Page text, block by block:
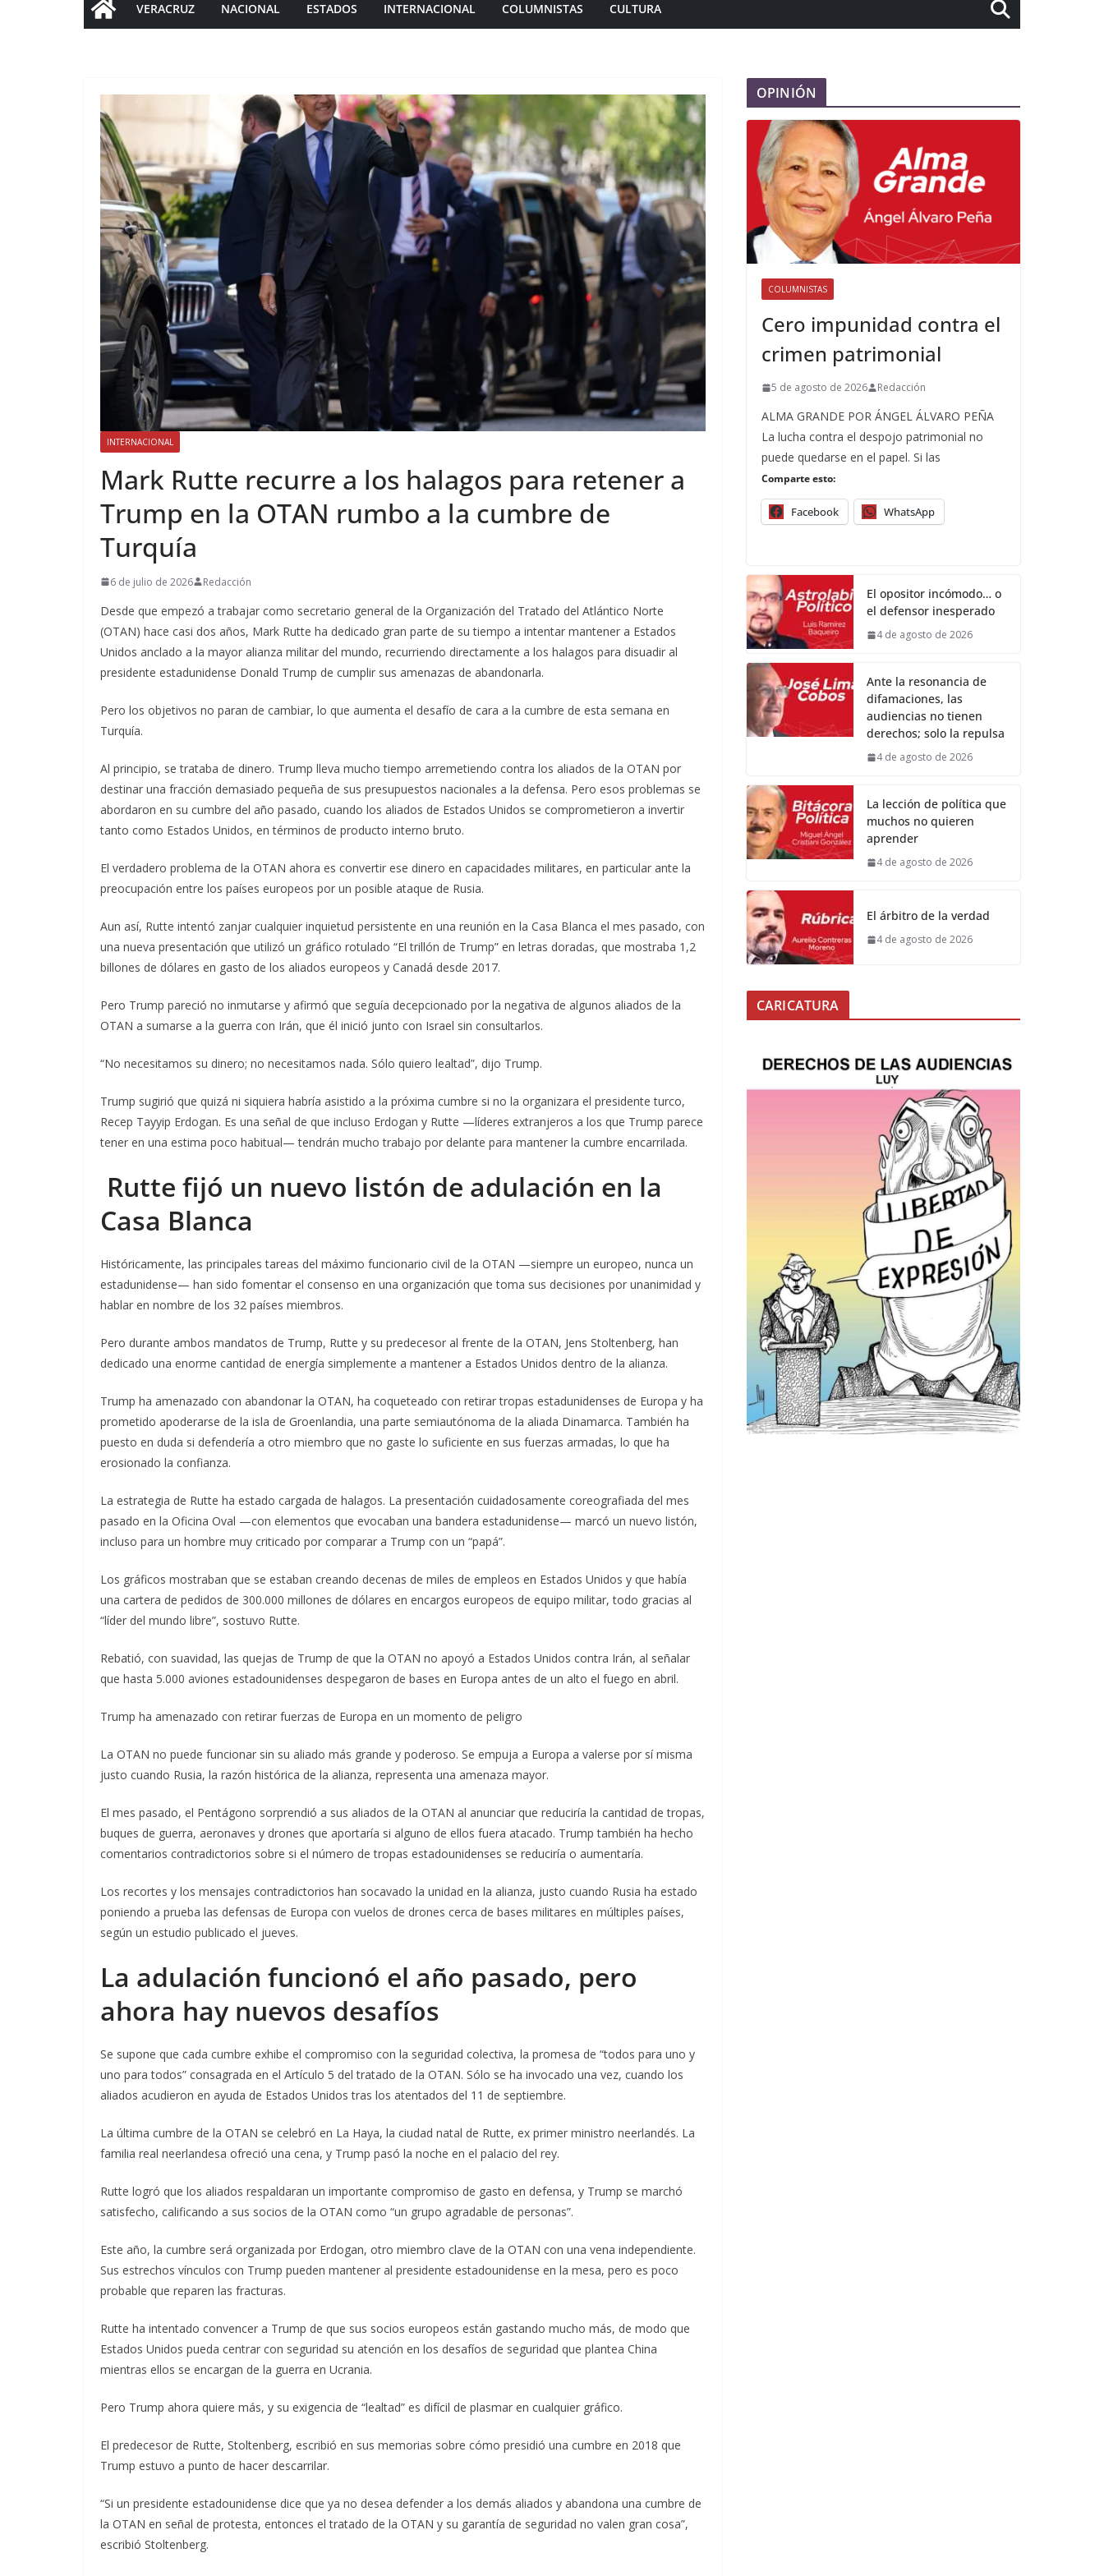
VERACRUZ NACIONAL ESTADOS INTERNACIONAL COLUMNISTAS CULTURA
INTERNACIONAL
Mark Rutte recurre a los halagos para retener a
Trump en la OTAN rumbo a la cumbre de
Turquía
6 de julio de 2026 Redacción
Desde que empezó a trabajar como secretario general de la Organización del Tratado del Atlántico Norte
(OTAN) hace casi dos años, Mark Rutte ha dedicado gran parte de su tiempo a intentar mantener a Estados
Unidos anclado a la mayor alianza militar del mundo, recurriendo directamente a los halagos para disuadir al
presidente estadunidense Donald Trump de cumplir sus amenazas de abandonarla.
Pero los objetivos no paran de cambiar, lo que aumenta el desafío de cara a la cumbre de esta semana en
Turquía.
Al principio, se trataba de dinero. Trump lleva mucho tiempo arremetiendo contra los aliados de la OTAN por
destinar una fracción demasiado pequeña de sus presupuestos nacionales a la defensa. Pero esos problemas se
abordaron en su cumbre del año pasado, cuando los aliados de Estados Unidos se comprometieron a invertir
tanto como Estados Unidos, en términos de producto interno bruto.
El verdadero problema de la OTAN ahora es convertir ese dinero en capacidades militares, en particular ante la
preocupación entre los países europeos por un posible ataque de Rusia.
Aun así, Rutte intentó zanjar cualquier inquietud persistente en una reunión en la Casa Blanca el mes pasado, con
una nueva presentación que utilizó un gráfico rotulado “El trillón de Trump” en letras doradas, que mostraba 1,2
billones de dólares en gasto de los aliados europeos y Canadá desde 2017.
Pero Trump pareció no inmutarse y afirmó que seguía decepcionado por la negativa de algunos aliados de la
OTAN a sumarse a la guerra con Irán, que él inició junto con Israel sin consultarlos.
“No necesitamos su dinero; no necesitamos nada. Sólo quiero lealtad”, dijo Trump.
Trump sugirió que quizá ni siquiera habría asistido a la próxima cumbre si no la organizara el presidente turco,
Recep Tayyip Erdogan. Es una señal de que incluso Erdogan y Rutte —líderes extranjeros a los que Trump parece
tener en una estima poco habitual— tendrán mucho trabajo por delante para mantener la cumbre encarrilada.
Rutte fijó un nuevo listón de adulación en la
Casa Blanca
Históricamente, las principales tareas del máximo funcionario civil de la OTAN —siempre un europeo, nunca un
estadunidense— han sido fomentar el consenso en una organización que toma sus decisiones por unanimidad y
hablar en nombre de los 32 países miembros.
Pero durante ambos mandatos de Trump, Rutte y su predecesor al frente de la OTAN, Jens Stoltenberg, han
dedicado una enorme cantidad de energía simplemente a mantener a Estados Unidos dentro de la alianza.
Trump ha amenazado con abandonar la OTAN, ha coqueteado con retirar tropas estadunidenses de Europa y ha
prometido apoderarse de la isla de Groenlandia, una parte semiautónoma de la aliada Dinamarca. También ha
puesto en duda si defendería a otro miembro que no gaste lo suficiente en sus fuerzas armadas, lo que ha
erosionado la confianza.
La estrategia de Rutte ha estado cargada de halagos. La presentación cuidadosamente coreografiada del mes
pasado en la Oficina Oval —con elementos que evocaban una bandera estadunidense— marcó un nuevo listón,
incluso para un hombre muy criticado por comparar a Trump con un “papá”.
Los gráficos mostraban que se estaban creando decenas de miles de empleos en Estados Unidos y que había
una cartera de pedidos de 300.000 millones de dólares en encargos europeos de equipo militar, todo gracias al
“líder del mundo libre”, sostuvo Rutte.
Rebatió, con suavidad, las quejas de Trump de que la OTAN no apoyó a Estados Unidos contra Irán, al señalar
que hasta 5.000 aviones estadounidenses despegaron de bases en Europa antes de un alto el fuego en abril.
Trump ha amenazado con retirar fuerzas de Europa en un momento de peligro
La OTAN no puede funcionar sin su aliado más grande y poderoso. Se empuja a Europa a valerse por sí misma
justo cuando Rusia, la razón histórica de la alianza, representa una amenaza mayor.
El mes pasado, el Pentágono sorprendió a sus aliados de la OTAN al anunciar que reduciría la cantidad de tropas,
buques de guerra, aeronaves y drones que aportaría si alguno de ellos fuera atacado. Trump también ha hecho
comentarios contradictorios sobre si el número de tropas estadounidenses se reduciría o aumentaría.
Los recortes y los mensajes contradictorios han socavado la unidad en la alianza, justo cuando Rusia ha estado
poniendo a prueba las defensas de Europa con vuelos de drones cerca de bases militares en múltiples países,
según un estudio publicado el jueves.
La adulación funcionó el año pasado, pero
ahora hay nuevos desafíos
Se supone que cada cumbre exhibe el compromiso con la seguridad colectiva, la promesa de “todos para uno y
uno para todos” consagrada en el Artículo 5 del tratado de la OTAN. Sólo se ha invocado una vez, cuando los
aliados acudieron en ayuda de Estados Unidos tras los atentados del 11 de septiembre.
La última cumbre de la OTAN se celebró en La Haya, la ciudad natal de Rutte, ex primer ministro neerlandés. La
familia real neerlandesa ofreció una cena, y Trump pasó la noche en el palacio del rey.
Rutte logró que los aliados respaldaran un importante compromiso de gasto en defensa, y Trump se marchó
satisfecho, calificando a sus socios de la OTAN como “un grupo agradable de personas”.
Este año, la cumbre será organizada por Erdogan, otro miembro clave de la OTAN con una vena independiente.
Sus estrechos vínculos con Trump pueden mantener al presidente estadounidense en la mesa, pero es poco
probable que reparen las fracturas.
Rutte ha intentado convencer a Trump de que sus socios europeos están gastando mucho más, de modo que
Estados Unidos pueda centrar con seguridad su atención en los desafíos de seguridad que plantea China
mientras ellos se encargan de la guerra en Ucrania.
Pero Trump ahora quiere más, y su exigencia de “lealtad” es difícil de plasmar en cualquier gráfico.
El predecesor de Rutte, Stoltenberg, escribió en sus memorias sobre cómo presidió una cumbre en 2018 que
Trump estuvo a punto de hacer descarrilar.
“Si un presidente estadounidense dice que ya no desea defender a los demás aliados y abandona una cumbre de
la OTAN en señal de protesta, entonces el tratado de la OTAN y su garantía de seguridad no valen gran cosa”,
escribió Stoltenberg.
OPINIÓN
COLUMNISTAS
Cero impunidad contra el
crimen patrimonial
5 de agosto de 2026 Redacción
ALMA GRANDE POR ÁNGEL ÁLVARO PEÑA
La lucha contra el despojo patrimonial no
puede quedarse en el papel. Si las
Comparte esto:
Facebook WhatsApp
El opositor incómodo… o
el defensor inesperado
4 de agosto de 2026
Ante la resonancia de
difamaciones, las
audiencias no tienen
derechos; solo la repulsa
4 de agosto de 2026
La lección de política que
muchos no quieren
aprender
4 de agosto de 2026
El árbitro de la verdad
4 de agosto de 2026
CARICATURA